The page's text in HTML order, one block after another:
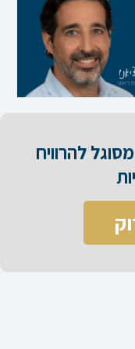
להרוויח